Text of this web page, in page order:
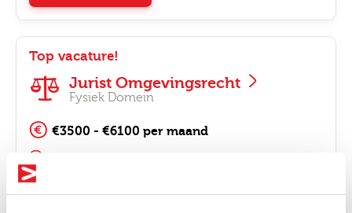
Jurist Omgevingsrecht
Fysiek Domein
Top vacature!
€3500 - €6100 per maand